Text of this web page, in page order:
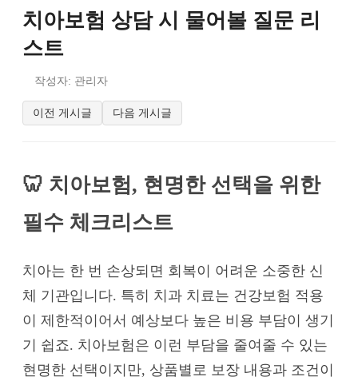
치아보험 상담 시 물어볼 질문 리
스트
작성자: 관리자
이전 게시글 다음 게시글
🦷 치아보험, 현명한 선택을 위한
필수 체크리스트
치아는 한 번 손상되면 회복이 어려운 소중한 신
체 기관입니다. 특히 치과 치료는 건강보험 적용
이 제한적이어서 예상보다 높은 비용 부담이 생기
기 쉽죠. 치아보험은 이런 부담을 줄여줄 수 있는
현명한 선택이지만, 상품별로 보장 내용과 조건이